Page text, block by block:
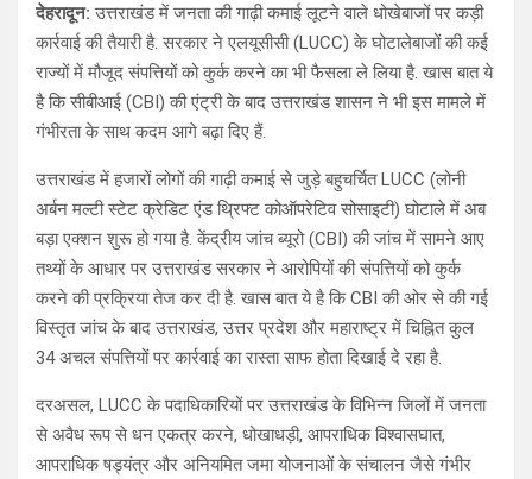
देहरादून:उत्तराखंड में जनता की गाढ़ी कमाई लूटने वाले धोखेबाजों पर कड़ी
कार्रवाई की तैयारी है. सरकार ने एलयूसीसी (LUCC) के घोटालेबाजों की कई
राज्यों में मौजूद संपत्तियों को कुर्क करने का भी फैसला ले लिया है. खास बात ये
है कि सीबीआई (CBI) की एंट्री के बाद उत्तराखंड शासन ने भी इस मामले में
गंभीरता के साथ कदम आगे बढ़ा दिए हैं.
उत्तराखंड में हजारों लोगों की गाढ़ी कमाई से जुड़े बहुचर्चित LUCC (लोनी
अर्बन मल्टी स्टेट क्रेडिट एंड थ्रिफ्ट कोऑपरेटिव सोसाइटी) घोटाले में अब
बड़ा एक्शन शुरू हो गया है. केंद्रीय जांच ब्यूरो (CBI) की जांच में सामने आए
तथ्यों के आधार पर उत्तराखंड सरकार ने आरोपियों की संपत्तियों को कुर्क
करने की प्रक्रिया तेज कर दी है. खास बात ये है कि CBI की ओर से की गई
विस्तृत जांच के बाद उत्तराखंड, उत्तर प्रदेश और महाराष्ट्र में चिह्नित कुल
34 अचल संपत्तियों पर कार्रवाई का रास्ता साफ होता दिखाई दे रहा है.
दरअसल, LUCC के पदाधिकारियों पर उत्तराखंड के विभिन्न जिलों में जनता
से अवैध रूप से धन एकत्र करने, धोखाधड़ी, आपराधिक विश्वासघात,
आपराधिक षड्यंत्र और अनियमित जमा योजनाओं के संचालन जैसे गंभीर